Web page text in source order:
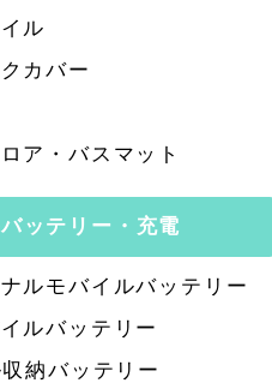
ル
カバー
ア・バスマット
ッテリー・充電
ルモバイルバッテリー
ルバッテリー
納バッテリー